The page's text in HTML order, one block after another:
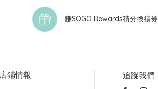
賺SOGO Rewards積分換禮券
店鋪情報 追蹤我們